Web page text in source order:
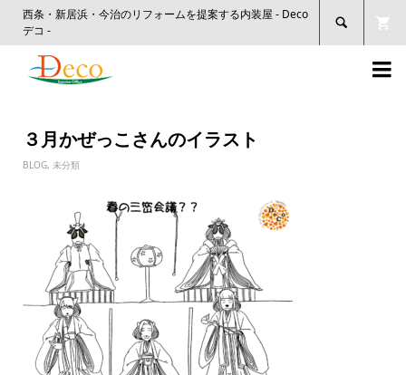
西条・新居浜・今治のリフォームを提案する内装屋 - Deco
デコ -


３月かぜっこさんのイラスト
BLOG, 未分類